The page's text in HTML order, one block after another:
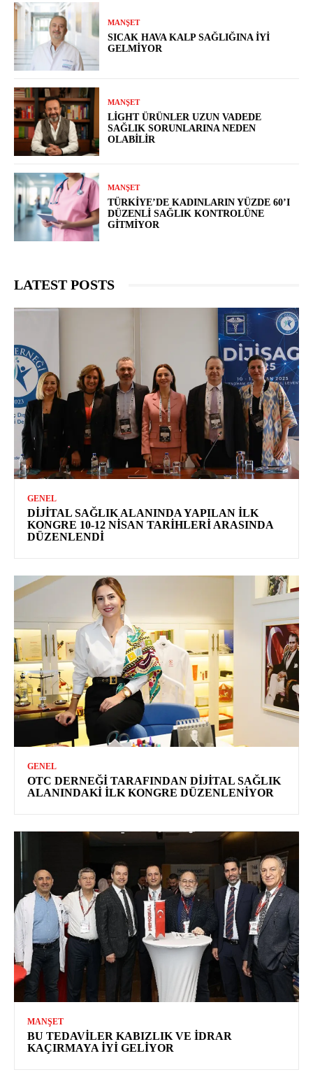
MANŞET
SICAK HAVA KALP SAĞLIĞINA İYI
GELMIYOR
MANŞET
LIGHT ÜRÜNLER UZUN VADEDE
SAĞLIK SORUNLARINA NEDEN
OLABILIR
MANŞET
TÜRKIYE’DE KADINLARIN YÜZDE 60’I
DÜZENLI SAĞLIK KONTROLÜNE
GITMIYOR
LATEST POSTS
GENEL
DIJITAL SAĞLIK ALANINDA YAPILAN İLK
KONGRE 10-12 NISAN TARIHLERI ARASINDA
DÜZENLENDI
GENEL
OTC DERNEĞI TARAFINDAN DIJITAL SAĞLIK
ALANINDAKI İLK KONGRE DÜZENLENIYOR
MANŞET
BU TEDAVILER KABIZLIK VE İDRAR
KAÇIRMAYA İYI GELIYOR